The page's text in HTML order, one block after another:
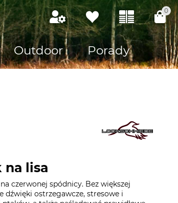
0
Outdoor Porady
na lisa
czerwonej spódnicy. Bez większej
dźwięki ostrzegawcze, stresowe i